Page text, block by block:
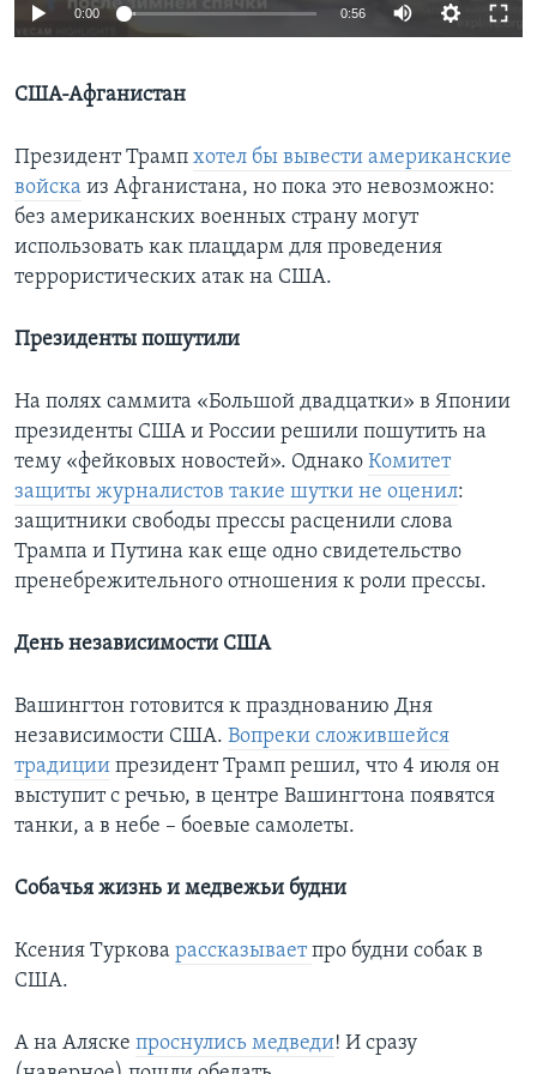
Learning English
СОЦИАЛЬНЫЕ СЕТИ
Языки
0:00 0:56
США-Афганистан
Президент Трамп хотел бы вывести американские
войска из Афганистана, но пока это невозможно:
без американских военных страну могут
использовать как плацдарм для проведения
террористических атак на США.
Президенты пошутили
На полях саммита «Большой двадцатки» в Японии
президенты США и России решили пошутить на
тему «фейковых новостей». Однако Комитет
защиты журналистов такие шутки не оценил:
защитники свободы прессы расценили слова
Трампа и Путина как еще одно свидетельство
пренебрежительного отношения к роли прессы.
День независимости США
Вашингтон готовится к празднованию Дня
независимости США. Вопреки сложившейся
традиции президент Трамп решил, что 4 июля он
выступит с речью, в центре Вашингтона появятся
танки, а в небе – боевые самолеты.
Собачья жизнь и медвежьи будни
Ксения Туркова рассказываетпро будни собак в
США.
А на Аляске проснулись медведи! И сразу